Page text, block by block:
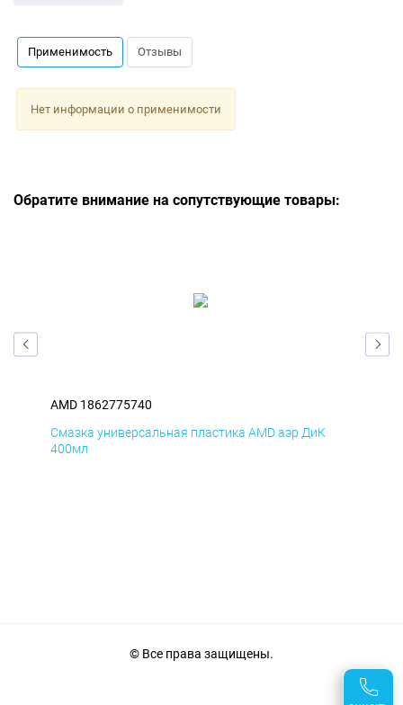
Применимость Отзывы
Нет информации о применимости
Обратите внимание на сопутствующие товары:
AMD 1862775740
Смазка универсальная пластика AMD аэр ДиК
400мл
© Все права защищены.